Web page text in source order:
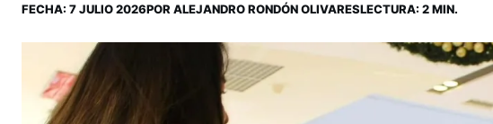
FECHA: 7 JULIO 2026POR ALEJANDRO RONDÓN OLIVARESLECTURA: 2 MIN.